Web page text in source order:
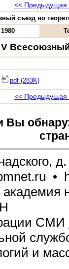
<< Предыдущая
съезд но
1980
V
pdf (283K)
<< Предыдущая
Вы
•
СМИ
и